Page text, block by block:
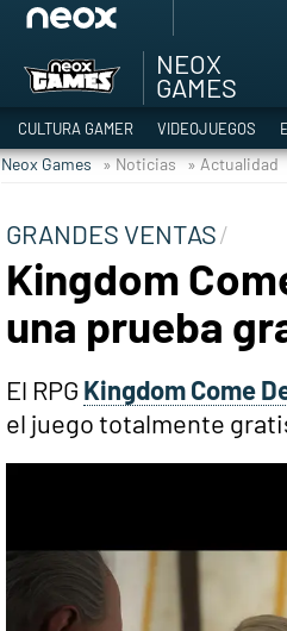
TGA
NEOX
GAMES
CULTURA GAMER VIDEOJUEGOS
Neox Games » Noticias » Actualidad
GRANDES VENTAS
Kingdom
una prueba
El RPG Kingdom Come
el juego totalmente